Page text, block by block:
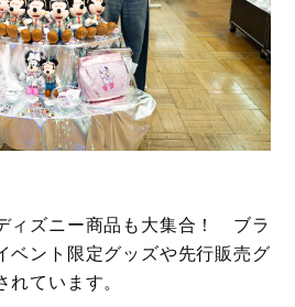
ィズニー商品も大集合！ ブラ
ベント限定グッズや先行販売グ
ています。